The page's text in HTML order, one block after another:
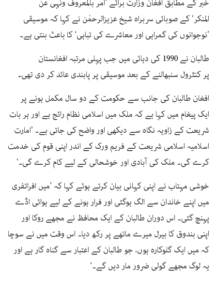
خبر کے مطابق افغان وزارت برائے ’امر بالمعروف ونہی عن
المنکر‘ کے صوبائی سربراہ شیخ عزیزالرحمٰن نے کہا کہ موسیقی
’نوجوانوں کی گمراہی اور معاشرے کی تباہی‘ کا باعث بنتی ہے۔
طالبان نے 1990 کی دہائی میں جب پہلی مرتبہ افغانستان
پر کنٹرول سنبھالنے کے بعد موسیقی پر پابندی عائد کر دی تھی۔
افغان طالبان کی جانب سے حکومت کے دو سال مکمل ہونے پر
ایک پیغام میں کہا ہے کہ ملک میں اسلامی نظام رائج ہے اور ہر بات
شریعت کے زاویہ نگاہ سے دیکھی اور واضح کی جاتی ہے۔ ’امارت
اسلامیہ اسلامی شریعت کے فریم ورک کے اندر اپنی قوم کی خدمت
کرے گی۔ ملک کی آبادی اور خوشحالی کے لیے کام کرے گی۔‘
خوشی مہتاب نے اپنی کہانی بیان کرتے ہوئے کہا کہ ’میں افراتفری
میں اپنے خاندان سے الگ ہوگئی اور فرار ہونے کے لیے ہوائی اڈے
پہنچ گئی۔ اس دوران طالبان کے ایک محافظ نے مجھے روکا اور
اپنی بندوق کا بیرل میرے ماتھے پر رکھ دیا۔ اس وقت میں نے سوچا
کہ میں ایک گلوکارہ ہوں، جو طالبان کے اعتبار سے گناہ گار ہے اور
یہ لوگ مجھے گولی ضرور مار دیں گے۔‘